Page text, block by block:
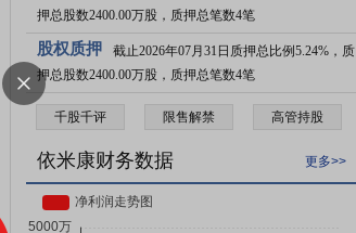
押总股数2400.00万股，质押总笔数4笔
股权质押
截止2026年07月31日质押总比例5.24%，质
押总股数2400.00万股，质押总笔数4笔
千股千评 限售解禁 高管持股
依米康财务数据 更多>>